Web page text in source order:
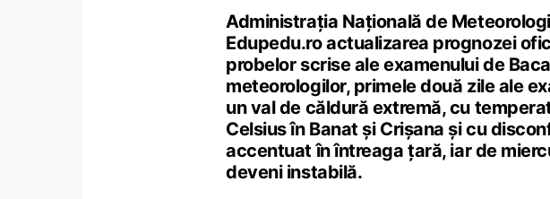
Administrația Națională de
Edupedu.ro actualizarea prognozei
probelor scrise ale examenului de
meteorologilor, primele două zile ale
un val de căldură extremă, cu
Celsius în Banat și Crișana și cu
accentuat în întreaga țară, iar de
deveni instabilă.